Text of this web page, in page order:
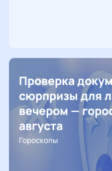
Проверка
сюрпризы для
вечером —
августа
Гороскопы